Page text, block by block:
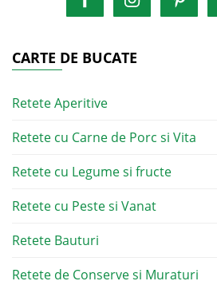
CARTE DE BUCATE
Retete Aperitive
Retete cu Carne de Porc si Vita
Retete cu Legume si fructe
Retete cu Peste si Vanat
Retete Bauturi
Retete de Conserve si Muraturi